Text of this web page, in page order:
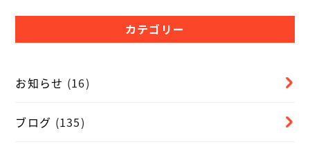
カテゴリー
お知らせ (16)
ブログ (135)